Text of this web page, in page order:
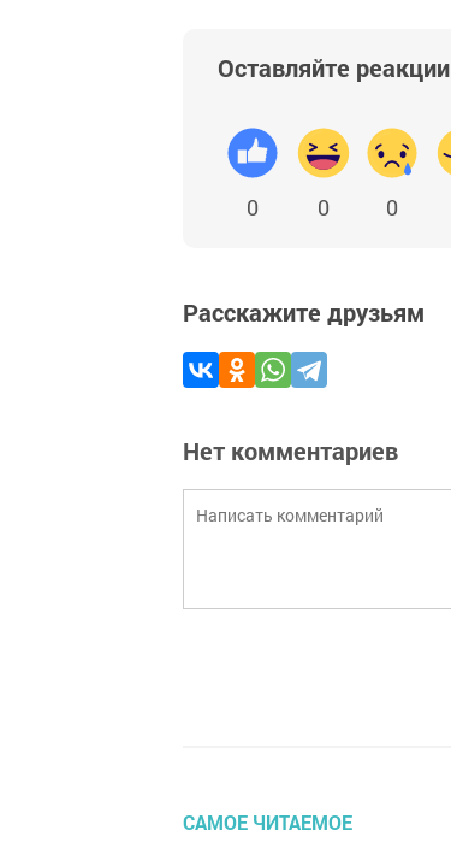
Оставляйте реакции
0 0 0
Расскажите друзьям
Нет комментариев
САМОЕ ЧИТАЕМОЕ